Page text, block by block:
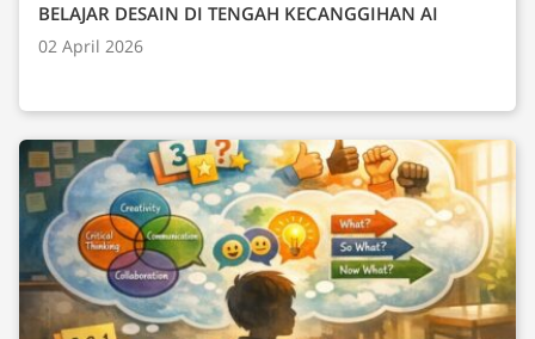
BELAJAR DESAIN DI TENGAH KECANGGIHAN AI
02 April 2026